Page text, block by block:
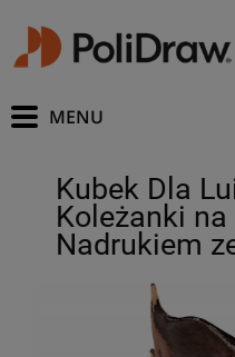
Kubek Dla
Koleżanki
Nadrukiem